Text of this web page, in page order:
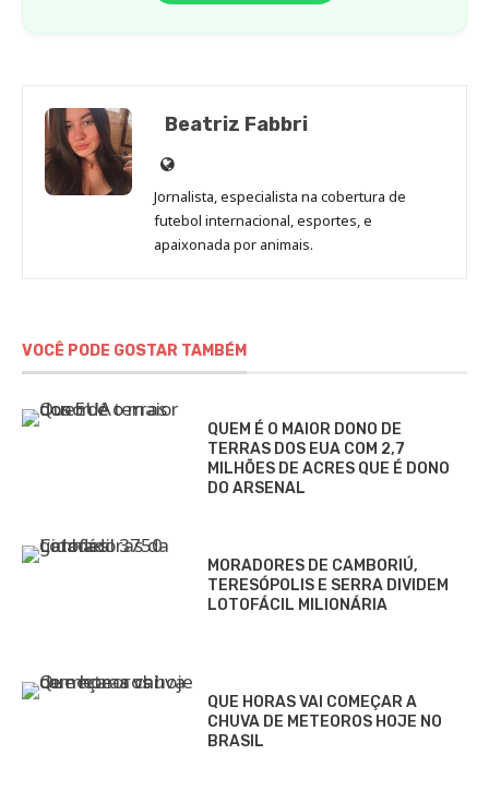
Beatriz Fabbri
Site
de
Beatriz
Fabbri
Jornalista, especialista na cobertura de
futebol internacional, esportes, e
apaixonada por animais.
VOCÊ PODE GOSTAR TAMBÉM
QUEM É O MAIOR DONO DE
TERRAS DOS EUA COM 2,7
MILHÕES DE ACRES QUE É DONO
DO ARSENAL
MORADORES DE CAMBORIÚ,
TERESÓPOLIS E SERRA DIVIDEM
LOTOFÁCIL MILIONÁRIA
QUE HORAS VAI COMEÇAR A
CHUVA DE METEOROS HOJE NO
BRASIL